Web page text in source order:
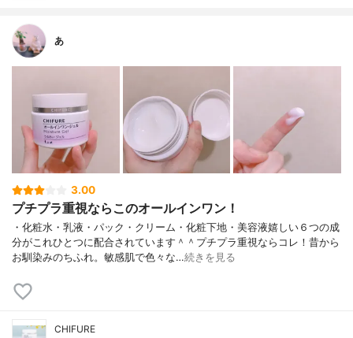
あ
3.00
プチプラ重視ならこのオールインワン！
・化粧水・乳液・パック・クリーム・化粧下地・美容液嬉しい６つの成
分がこれひとつに配合されています＾＾プチプラ重視ならコレ！昔から
お馴染みのちふれ。敏感肌で色々な…続きを見る
CHIFURE